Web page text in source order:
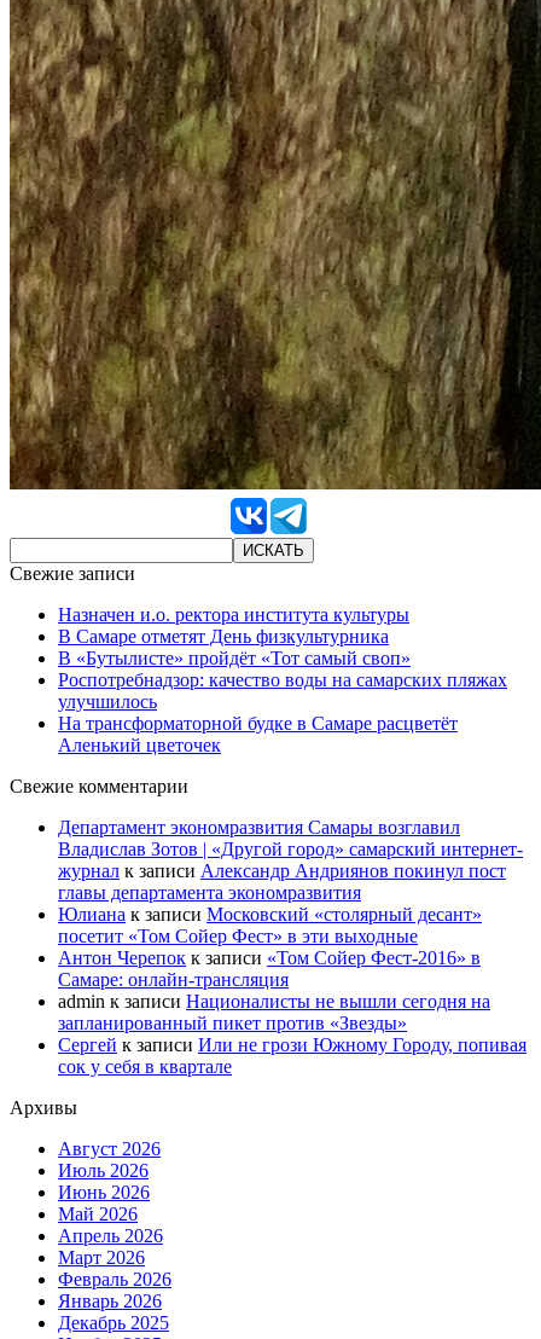
Свежие записи
Назначен и.о. ректора института культуры
В Самаре отметят День физкультурника
В «Бутылисте» пройдёт «Тот самый своп»
Роспотребнадзор: качество воды на самарских пляжах
улучшилось
На трансформаторной будке в Самаре расцветёт
Аленький цветочек
Свежие комментарии
Департамент экономразвития Самары возглавил
Владислав Зотов | «Другой город» самарский интернет-
журнал к записи Александр Андриянов покинул пост
главы департамента экономразвития
Юлиана к записи Московский «столярный десант»
посетит «Том Сойер Фест» в эти выходные
Антон Черепок к записи «Том Сойер Фест-2016» в
Самаре: онлайн-трансляция
admin к записи Националисты не вышли сегодня на
запланированный пикет против «Звезды»
Сергей к записи Или не грози Южному Городу, попивая
сок у себя в квартале
Архивы
Август 2026
Июль 2026
Июнь 2026
Май 2026
Апрель 2026
Март 2026
Февраль 2026
Январь 2026
Декабрь 2025